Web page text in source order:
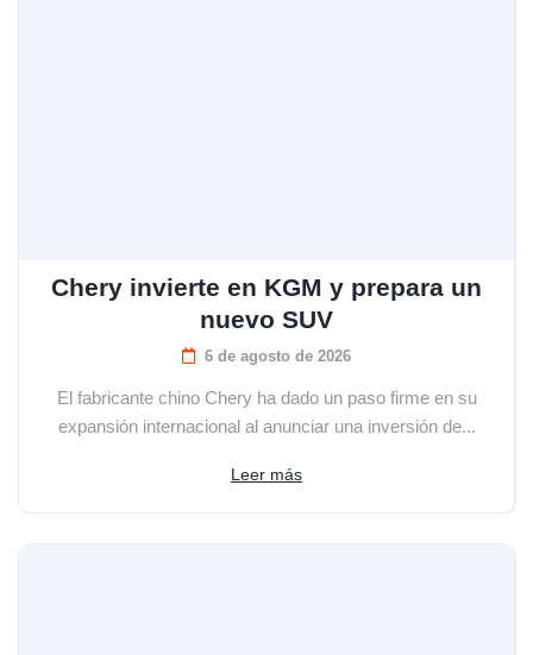
Chery invierte en KGM y prepara un
nuevo SUV
6 de agosto de 2026
El fabricante chino Chery ha dado un paso firme en su
expansión internacional al anunciar una inversión de...
Leer más